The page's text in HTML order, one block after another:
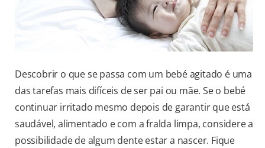
Descobrir o que se passa com um bebé agitado é uma
das tarefas mais difíceis de ser pai ou mãe. Se o bebé
continuar irritado mesmo depois de garantir que está
saudável, alimentado e com a fralda limpa, considere a
possibilidade de algum dente estar a nascer. Fique